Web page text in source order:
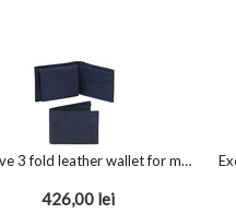
Exclusive 3 fold leather wallet for men Dark Blue
426,00 lei